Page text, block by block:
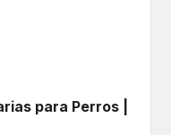
para Perros |